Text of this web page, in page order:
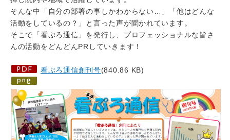
そんな中「自分の部署の事しかわからない
」「他はどんな
活動をしているの？」と言った声が聞かれています。
そこで「看ぷろ通信」を発行し、 プロフェッショナルな皆さ
んの活動をどんどんPR していきます！
看ぷろ通信創刊号(840.86 KB)